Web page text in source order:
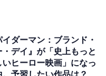
屈指の星空が広が
、星が降り注ぐよ
イダーマン：ブランド・
・デイ』が「史上もっと
いヒーロー映画」になっ